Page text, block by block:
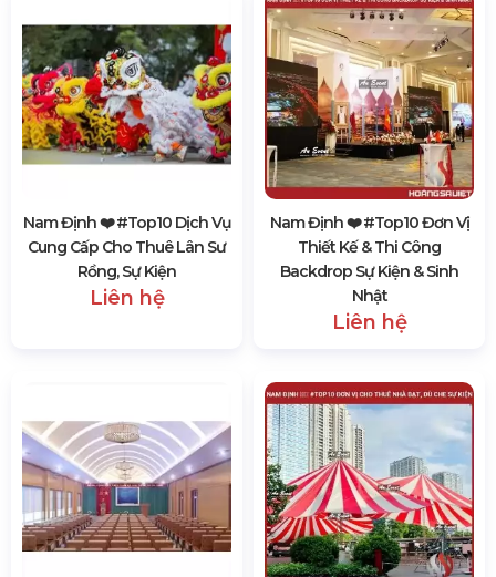
Nam Định ❤️️ #top10 Dịch Vụ
Cung Cấp Cho Thuê Lân Sư
Rồng, Sự Kiện
Liên hệ
Nam Định ❤️️ #top10 Đơn Vị
Thiết Kế & Thi Công
Backdrop Sự Kiện & Sinh
Nhật
Liên hệ